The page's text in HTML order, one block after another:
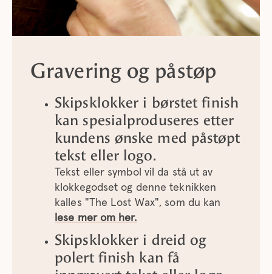
Gravering og påstøp
Skipsklokker i børstet finish
kan spesialproduseres etter
kundens ønske med påstøpt
tekst eller logo.
Tekst eller symbol vil da stå ut av
klokkegodset og denne teknikken
kalles "The Lost Wax", som du kan
lese mer om her.
Skipsklokker i dreid og
polert finish kan få